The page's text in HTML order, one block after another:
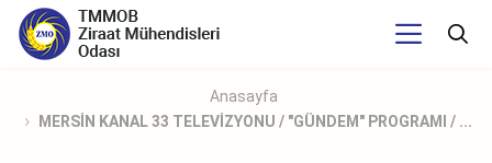
Anasayfa
MERSİN KANAL 33 TELEVİZYONU / "GÜNDEM" PROGRAMI / ...